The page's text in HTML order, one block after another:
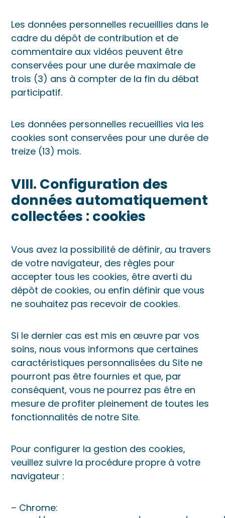
Les données personnelles recueillies dans le
cadre du dépôt de contribution et de
commentaire aux vidéos peuvent être
conservées pour une durée maximale de
trois (3) ans à compter de la fin du débat
participatif.
Les données personnelles recueillies via les
cookies sont conservées pour une durée de
treize (13) mois.
VIII. Configuration des
données automatiquement
collectées : cookies
Vous avez la possibilité de définir, au travers
de votre navigateur, des règles pour
accepter tous les cookies, être averti du
dépôt de cookies, ou enfin définir que vous
ne souhaitez pas recevoir de cookies.
Si le dernier cas est mis en œuvre par vos
soins, nous vous informons que certaines
caractéristiques personnalisées du Site ne
pourront pas être fournies et que, par
conséquent, vous ne pourrez pas être en
mesure de profiter pleinement de toutes les
fonctionnalités de notre Site.
Pour configurer la gestion des cookies,
veuillez suivre la procédure propre à votre
navigateur :
– Chrome: